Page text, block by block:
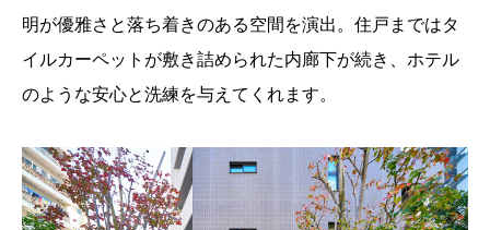
明が優雅さと落ち着きのある空間を演出。住戸まではタ
イルカーペットが敷き詰められた内廊下が続き、ホテル
のような安心と洗練を与えてくれます。